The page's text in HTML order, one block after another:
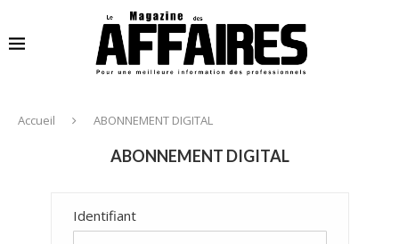
Accueil ABONNEMENT DIGITAL
ABONNEMENT DIGITAL
Identifiant